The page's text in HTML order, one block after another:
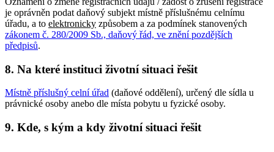
je oprávněn podat daňový subjekt místně příslušnému celnímu
úřadu, a to elektronicky způsobem a za podmínek stanovených
zákonem č. 280/2009 Sb., daňový řád, ve znění pozdějších
předpisů.
8. Na které instituci životní situaci řešit
Místně příslušný celní úřad (daňové oddělení), určený dle sídla u
právnické osoby anebo dle místa pobytu u fyzické osoby.
9. Kde, s kým a kdy životní situaci řešit